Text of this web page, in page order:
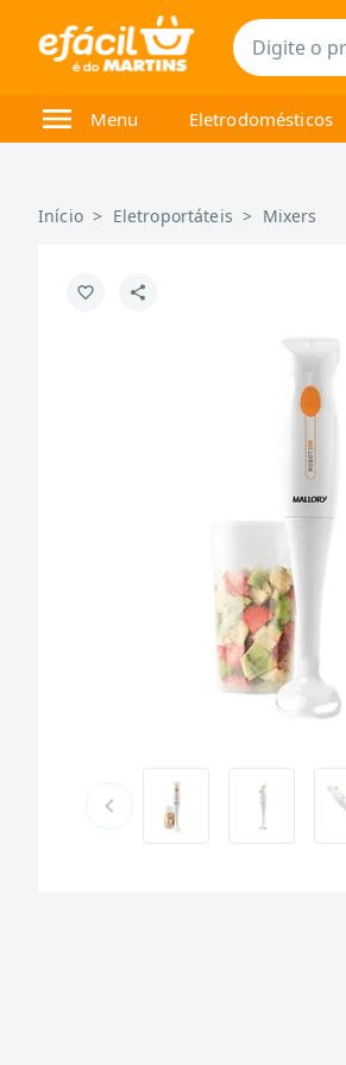
Menu Eletrodomésticos
Início > Eletroportáteis > Mixers